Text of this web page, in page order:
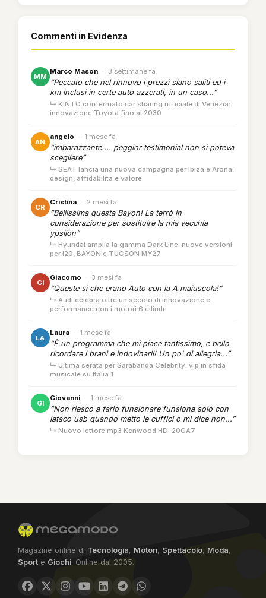
Commenti in Evidenza
MM
Marco Mason · 3 settimane fa
“Peccato che nel rinnovo i prezzi siano saliti ed i
km inclusi in certe auto azzerati, in un caso...”
↳ KINTO confermato car sharing ufficiale di Venezia:
innovazione Toyota fino al 2030
AN
angelo · 1 mese fa
“imbarazzante.... peggior testimonial non si poteva
scegliere”
↳ SEAT lancia una nuova campagna per Ibiza e Arona:
design, affidabilità e valore
CR
Cristina · 2 mesi fa
“Bellissima questa Bayon! La terrò in
considerazione per sostituire la mia vecchia
ypsilon”
↳ Hyundai amplia la gamma Dark Line: nuove versioni
per i20, BAYON e TUCSON MY27
GI
Giacomo · 3 mesi fa
“Queste si che erano Auto con la A maiuscola!”
↳ Audi celebra oltre un secolo di innovazione e
performance con i motori 6 cilindri
LA
Laura · 1 mese fa
“È un programma che mi piace tantissimo, e bello
ricordare i brani e indovinarli! Un po' di allegria...”
↳ Ultima serata per Sarabanda Celebrity: vip in sfida
musicale su Italia 1
GI
Giovanni · 1 mese fa
“Non riesco a farlo funsionare funsiona solo con
lataco usb quando metto le cuffici o mi dice non...”
↳ Nuovo lettore mp3 Kenwood HD-20GA7
Magazine online di Tecnologia, Motori, Spettacolo, Moda,
Sport e Giochi. Online dal 2005.